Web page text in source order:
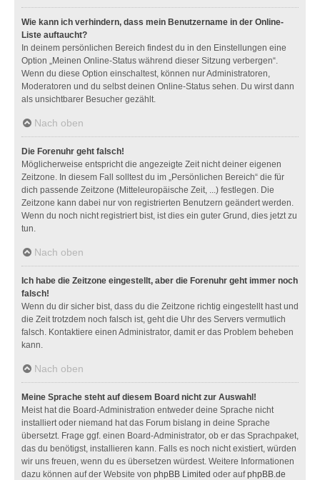
Wie kann ich verhindern, dass mein Benutzername in der Online-
Liste auftaucht?
In deinem persönlichen Bereich findest du in den Einstellungen eine
Option „Meinen Online-Status während dieser Sitzung verbergen“.
Wenn du diese Option einschaltest, können nur Administratoren,
Moderatoren und du selbst deinen Online-Status sehen. Du wirst dann
als unsichtbarer Besucher gezählt.
Nach oben
Die Forenuhr geht falsch!
Möglicherweise entspricht die angezeigte Zeit nicht deiner eigenen
Zeitzone. In diesem Fall solltest du im „Persönlichen Bereich“ die für
dich passende Zeitzone (Mitteleuropäische Zeit, ...) festlegen. Die
Zeitzone kann dabei nur von registrierten Benutzern geändert werden.
Wenn du noch nicht registriert bist, ist dies ein guter Grund, dies jetzt zu
tun.
Nach oben
Ich habe die Zeitzone eingestellt, aber die Forenuhr geht immer noch
falsch!
Wenn du dir sicher bist, dass du die Zeitzone richtig eingestellt hast und
die Zeit trotzdem noch falsch ist, geht die Uhr des Servers vermutlich
falsch. Kontaktiere einen Administrator, damit er das Problem beheben
kann.
Nach oben
Meine Sprache steht auf diesem Board nicht zur Auswahl!
Meist hat die Board-Administration entweder deine Sprache nicht
installiert oder niemand hat das Forum bislang in deine Sprache
übersetzt. Frage ggf. einen Board-Administrator, ob er das Sprachpaket,
das du benötigst, installieren kann. Falls es noch nicht existiert, würden
wir uns freuen, wenn du es übersetzen würdest. Weitere Informationen
dazu können auf der Website von phpBB Limited oder aufphpBB.de